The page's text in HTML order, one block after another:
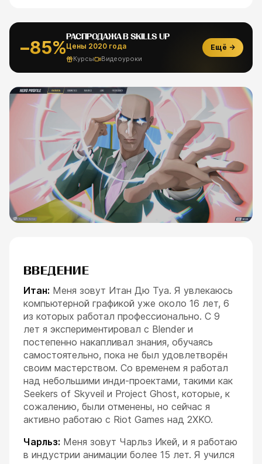
ESC
−85%
РАСПРОДАЖА В SKILLS UP
Цены 2020 года
Курсы Видеоуроки
Ещё →
ВВЕДЕНИЕ
Итан: Меня зовут Итан Дю Туа. Я увлекаюсь
компьютерной графикой уже около 16 лет, 6
из которых работал профессионально. С 9
лет я экспериментировал с Blender и
постепенно накапливал знания, обучаясь
самостоятельно, пока не был удовлетворён
своим мастерством. Со временем я работал
над небольшими инди-проектами, такими как
Seekers of Skyveil и Project Ghost, которые, к
сожалению, были отменены, но сейчас я
активно работаю с Riot Games над 2XKO.
Чарльз: Меня зовут Чарльз Икей, и я работаю
в индустрии анимации более 15 лет. Я учился